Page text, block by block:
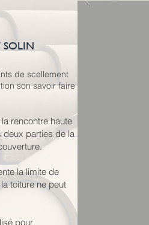
SOLIN
de scellement
son savoir faire
rencontre haute
deux parties de la
la limite de
toiture ne peut
pour